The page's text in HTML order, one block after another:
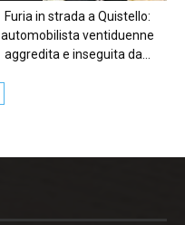
Furia in strada a Quistello:
automobilista ventiduenne
aggredita e inseguita da...